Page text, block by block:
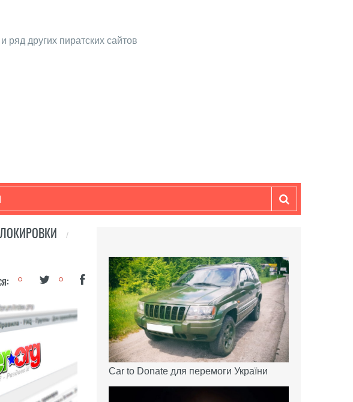
ряд других пиратских сайтов
/
Car to Donate для перемоги України